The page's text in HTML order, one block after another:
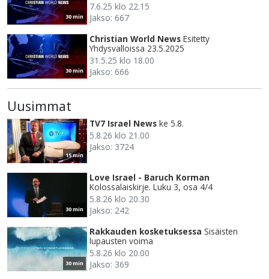
30 min
7.6.25 klo 22.15
Jakso: 667
30 min
Christian World News Esitetty
Yhdysvalloissa 23.5.2025
31.5.25 klo 18.00
Jakso: 666
Uusimmat
15 min
TV7 Israel News ke 5.8.
5.8.26 klo 21.00
Jakso: 3724
30 min
Love Israel - Baruch Korman
Kolossalaiskirje. Luku 3, osa 4/4
5.8.26 klo 20.30
Jakso: 242
30 min
Rakkauden kosketuksessa Sisäisten
lupausten voima
5.8.26 klo 20.00
Jakso: 369